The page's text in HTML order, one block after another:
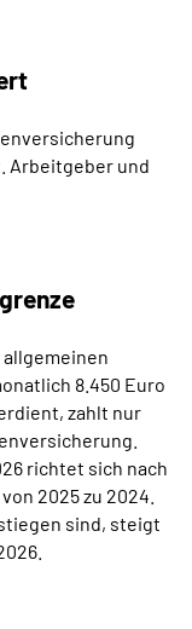
Arbeitgeber und
8.450 Euro
zahlt nur
richtet sich nach
2025 zu 2024.
sind, steigt